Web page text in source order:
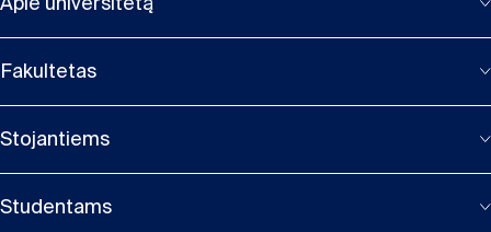
Fakultetas
Stojantiems
Studentams